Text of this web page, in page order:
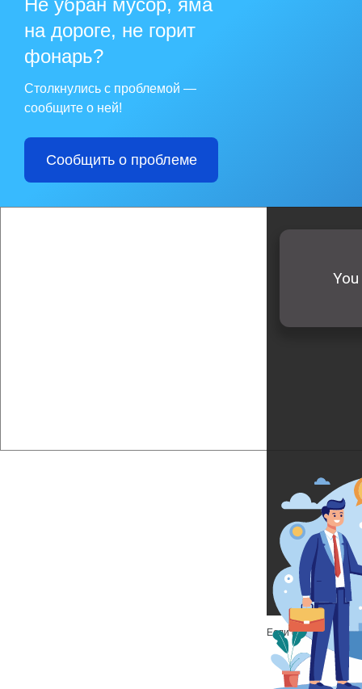
Не убран мусор, яма
на дороге, не горит
фонарь?
Столкнулись с проблемой —
сообщите о ней!
Сообщить о проблеме
Если файл не